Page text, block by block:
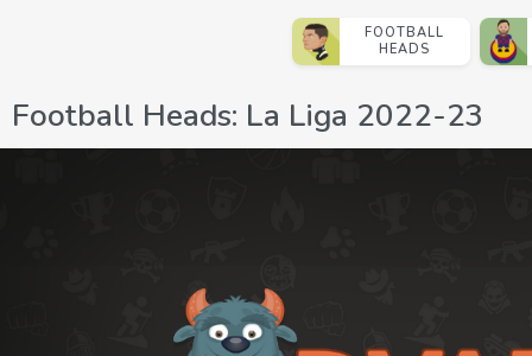
FOOTBALL
HEADS
Football Heads: La Liga 2022-23